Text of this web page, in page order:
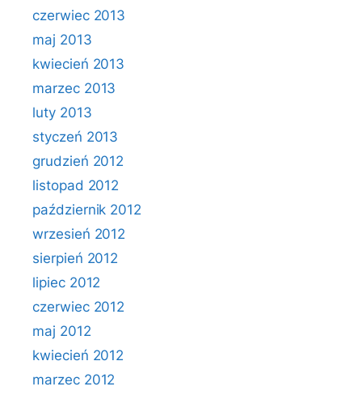
czerwiec 2013
maj 2013
kwiecień 2013
marzec 2013
luty 2013
styczeń 2013
grudzień 2012
listopad 2012
październik 2012
wrzesień 2012
sierpień 2012
lipiec 2012
czerwiec 2012
maj 2012
kwiecień 2012
marzec 2012